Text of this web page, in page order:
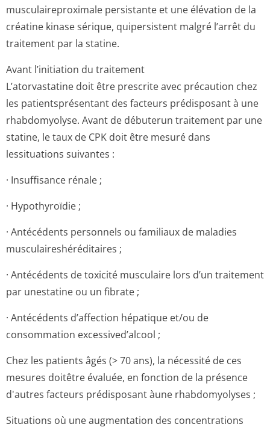
musculaireproximale persistante et une élévation de la
créatine kinase sérique, quipersistent malgré l’arrêt du
traitement par la statine.
Avant l’initiation du traitement
L’atorvastatine doit être prescrite avec précaution chez
les patientsprésentant des facteurs prédisposant à une
rhabdomyolyse. Avant de débuterun traitement par une
statine, le taux de CPK doit être mesuré dans
lessituations suivantes :
· Insuffisance rénale ;
· Hypothyroïdie ;
· Antécédents personnels ou familiaux de maladies
musculaireshé­réditaires ;
· Antécédents de toxicité musculaire lors d’un traitement
par unestatine ou un fibrate ;
· Antécédents d’affection hépatique et/ou de
consommation excessived’alcool ;
Chez les patients âgés (> 70 ans), la nécessité de ces
mesures doitêtre évaluée, en fonction de la présence
d'autres facteurs prédisposant àune rhabdomyolyses ;
Situations où une augmentation des concentrations